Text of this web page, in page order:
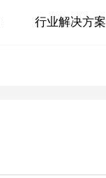
行业解决方案